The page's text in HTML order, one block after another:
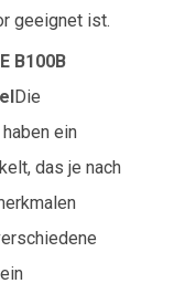
geeignet ist.
B100B
Die
ein
das je nach